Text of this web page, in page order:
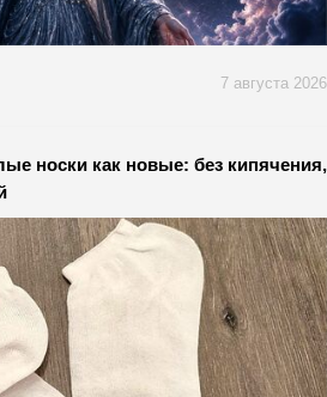
7 августа 2026
носки как новые: без кипячения,